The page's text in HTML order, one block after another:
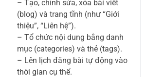
– Tạo, chỉnh sửa, xóa bài viết
(blog) và trang tĩnh (như “Giới
thiệu”, “Liên hệ”).
– Tổ chức nội dung bằng danh
mục (categories) và thẻ (tags).
– Lên lịch đăng bài tự động vào
thời gian cụ thể.